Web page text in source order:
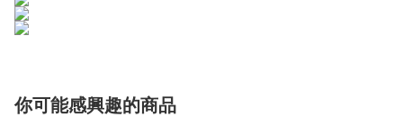
你可能感興趣的商品